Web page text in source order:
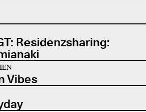
Residenzsharing:
Vibes